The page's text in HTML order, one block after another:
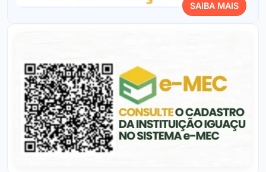
SAIBA MAIS